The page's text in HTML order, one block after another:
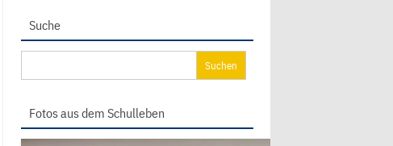
Suche
nach:
Fotos aus dem Schulleben